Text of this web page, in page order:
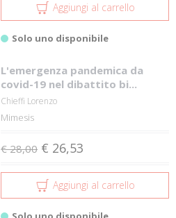
Aggiungi al carrello
Solo uno disponibile
L'emergenza pandemica da
covid-19 nel dibattito bi...
Chieffi Lorenzo
Mimesis
€ 28,00 € 26,53
Aggiungi al carrello